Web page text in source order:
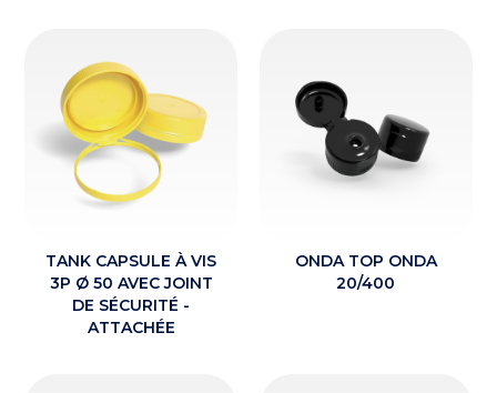
TANK CAPSULE À VIS
3P Ø 50 AVEC JOINT
DE SÉCURITÉ -
ATTACHÉE
ACTUALITÉS
ONDA TOP ONDA
20/400